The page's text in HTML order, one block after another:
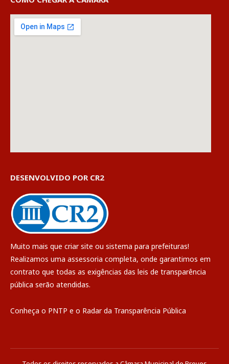
DESENVOLVIDO POR CR2
Muito mais que criar site ou sistema para prefeituras!
Realizamos uma assessoria completa, onde garantimos em
contrato que todas as exigências das leis de transparência
pública serão atendidas.
Conheça o PNTP e o Radar da Transparência Pública